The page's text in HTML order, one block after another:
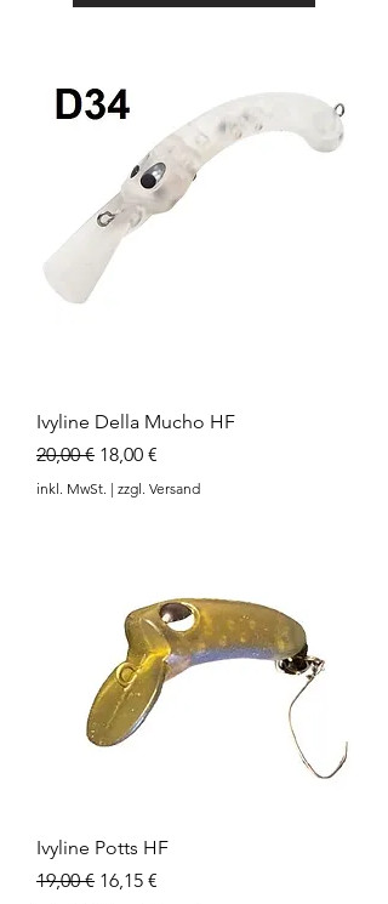
Ivyline Della Mucho HF
Standardpreis
20,00 € Sale-Preis
18,00 €
inkl. MwSt. | zzgl. Versand
Ivyline Potts HF
Standardpreis
19,00 € Sale-Preis
16,15 €